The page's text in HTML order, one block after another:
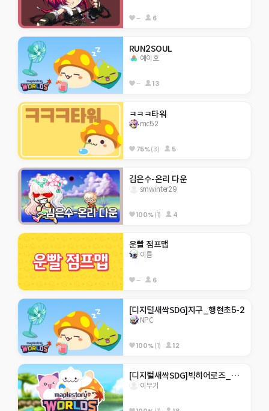
-- 6
RUN2SOUL
예이호
-- 13
ㅋㅋㅋ타워
mc52
75%(3) 5
김은수-온리 다운
smwinter29
100%(1) 4
운빨 점프맵
이름
-- 6
[디지털새싹SDG]지구_행현초5-2
NPC
100%(1) 12
[디지털새싹SDG]빅히어로즈_제주한라대_310호_미래에서 온 점프맵
이무기